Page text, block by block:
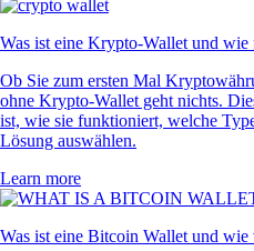
Was ist eine Krypto-Wallet und wie
Ob Sie zum ersten Mal
ohne Krypto-Wallet geht nichts.
ist, wie sie funktioniert, welche
Lösung auswählen.
Learn more
Was ist eine Bitcoin Wallet und wie